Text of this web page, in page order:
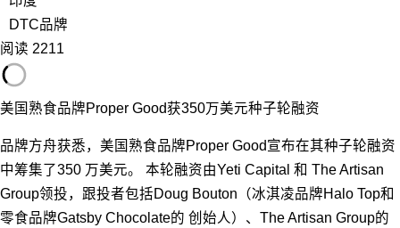
DTC品牌
阅读 2211
美国熟食品牌Proper Good获350万美元种子轮融资
品牌方舟获悉，美国熟食品牌Proper Good宣布在其种子轮融资
中筹集了350 万美元。 本轮融资由Yeti Capital 和 The Artisan
Group领投，跟投者包括Doug Bouton（冰淇凌品牌Halo Top和
零食品牌Gatsby Chocolate的 创始人）、The Artisan Group的